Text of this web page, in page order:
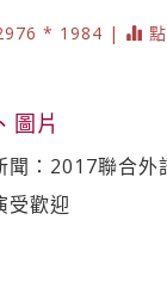
* 1984 |
圖片
聞：2017聯合外
受歡迎